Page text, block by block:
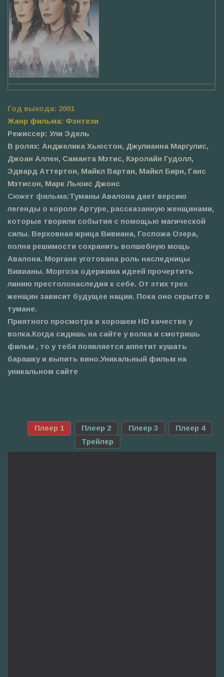
Год выхода: 2001
Жанр фильма: Фэнтези
Режиссер: Ули Эдель
В ролях: Анджелика Хьюстон, Джулианна Маргулис,
Джоан Аллен, Саманта Мэтис, Кэролайн Гудолл,
Эдвард Аттертон, Майкл Вартан, Майкл Бирн, Ганс
Мэтисон, Марк Льюис Джонс
Сюжет фильма:Туманы Авалона дает версию
легенды о короле Артуре, рассказанную женщинами,
которые творили события с помощью магической
силы. Верховная жрица Вивиана, Госпожа Озера,
полна решимости сохранить волшебную мощь
Авалона. Моргане уготована роль наследницы
Вивианы. Моргоза одержима идеей прочертить
линию престолонаследия к себе. От этих трех
женщин зависит будущее нации. Пока оно скрыто в
тумане.
Приятного просмотра в хорошем HD качестве у
волка.Когда сидишь на сайте у волка и смотришь
фильм , то у тебя появляется аппетит кушать
барашку и выпить вино.Уникальный фильм на
уникальном сайте
Плеер 1 Плеер 2 Плеер 3
Плеер 4
Трейлер